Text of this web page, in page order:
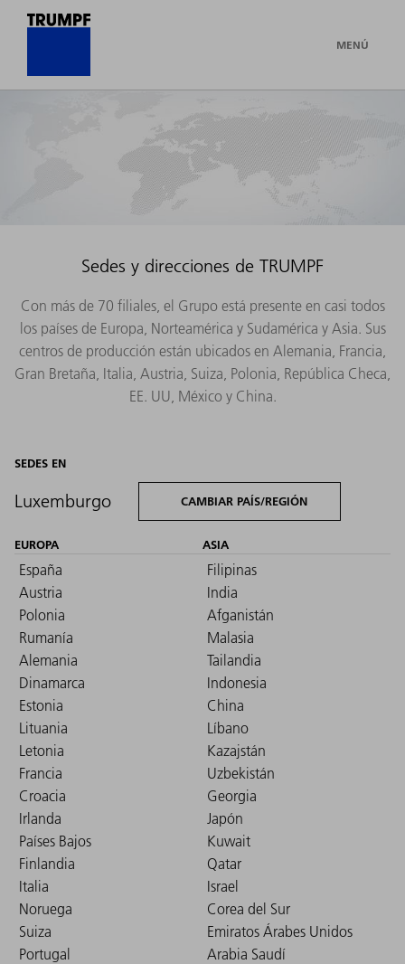
MENÚ
Sedes y direcciones de TRUMPF
Con más de 70 filiales, el Grupo está presente en casi todos
los países de Europa, Norteamérica y Sudamérica y Asia. Sus
centros de producción están ubicados en Alemania, Francia,
Gran Bretaña, Italia, Austria, Suiza, Polonia, República Checa,
EE. UU, México y China.
SEDES EN
Luxemburgo CAMBIAR PAÍS/REGIÓN
EUROPA
España
Austria
Polonia
Rumanía
Alemania
Dinamarca
Estonia
Lituania
Letonia
Francia
Croacia
Irlanda
Países Bajos
Finlandia
Italia
Noruega
Suiza
Portugal
ASIA
Filipinas
India
Afganistán
Malasia
Tailandia
Indonesia
China
Líbano
Kazajstán
Uzbekistán
Georgia
Japón
Kuwait
Qatar
Israel
Corea del Sur
Emiratos Árabes Unidos
Arabia Saudí